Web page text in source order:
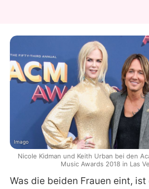
Was die beiden Frauen eint,
Imago
Nicole Kidman und Keith Urban bei den
Music Awards 2018 in Las